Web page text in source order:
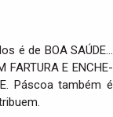
é de BOA SAÚDE…
FARTURA E ENCHE-
Páscoa também é